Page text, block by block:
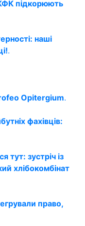
підкорюють
наші
.
Opitergium.
фахівців:
тут: зустріч із
хлібокомбінат
право,